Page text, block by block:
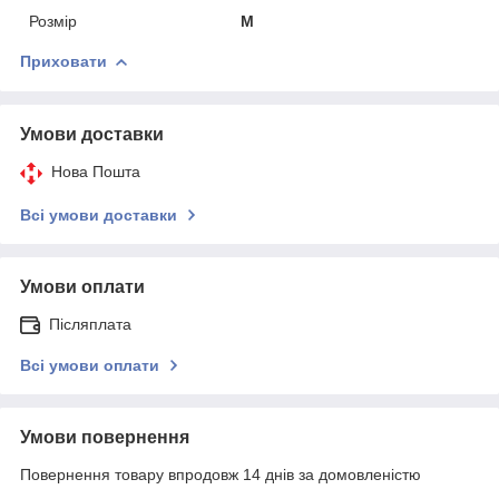
Розмір
M
Приховати
Умови доставки
Нова Пошта
Всі умови доставки
Умови оплати
Післяплата
Всі умови оплати
Умови повернення
Повернення товару впродовж 14 днів за домовленістю